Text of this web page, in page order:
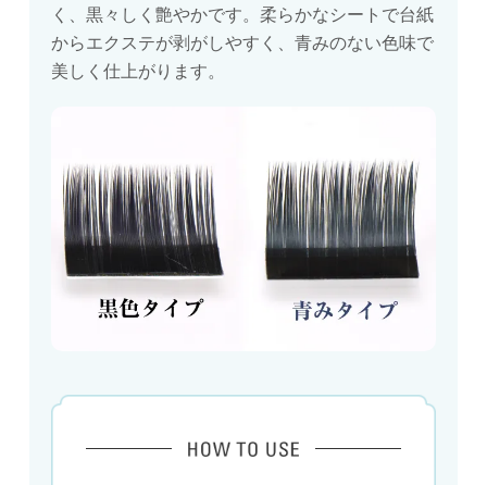
く、黒々しく艶やかです。柔らかなシートで台紙
からエクステが剥がしやすく、青みのない色味で
美しく仕上がります。